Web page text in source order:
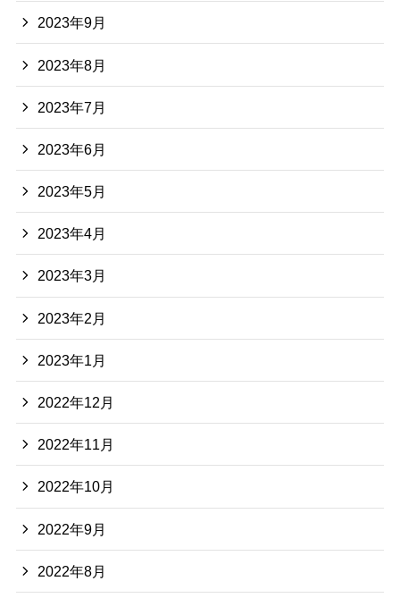
2023年9月
2023年8月
2023年7月
2023年6月
2023年5月
2023年4月
2023年3月
2023年2月
2023年1月
2022年12月
2022年11月
2022年10月
2022年9月
2022年8月